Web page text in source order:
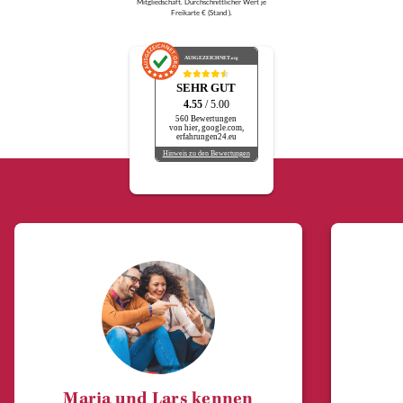
Mitgliedschaft. Durchschnittlicher Wert je
Freikarte € (Stand ).
AUSGEZEICHNET.org
SEHR GUT
4.55 / 5.00
560 Bewertungen
von hier, google.com,
erfahrungen24.eu
Hinweis zu den Bewertungen